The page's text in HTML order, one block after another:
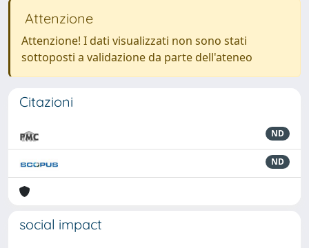
Attenzione
Attenzione! I dati visualizzati non sono stati
sottoposti a validazione da parte dell'ateneo
Citazioni
ND
ND
social impact